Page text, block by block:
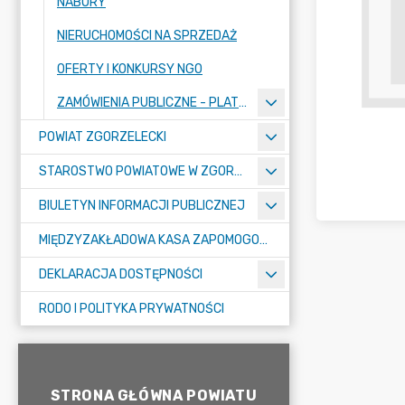
NIERUCHOMOŚCI NA SPRZEDAŻ
OFERTY I KONKURSY NGO
ZAMÓWIENIA PUBLICZNE - PLATFORMA ZAKUPOWA
POWIAT ZGORZELECKI
STAROSTWO POWIATOWE W ZGORZELCU
BIULETYN INFORMACJI PUBLICZNEJ
MIĘDZYZAKŁADOWA KASA ZAPOMOGOWO-POŻYCZKOWA
DEKLARACJA DOSTĘPNOŚCI
RODO I POLITYKA PRYWATNOŚCI
STRONA GŁÓWNA POWIATU